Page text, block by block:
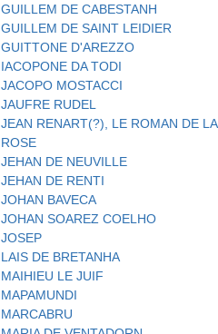
GUILLEM DE CABESTANH
GUILLEM DE SAINT LEIDIER
GUITTONE D'AREZZO
IACOPONE DA TODI
JACOPO MOSTACCI
JAUFRE RUDEL
JEAN RENART(?), LE ROMAN DE LA
ROSE
JEHAN DE NEUVILLE
JEHAN DE RENTI
JOHAN BAVECA
JOHAN SOAREZ COELHO
JOSEP
LAIS DE BRETANHA
MAIHIEU LE JUIF
MAPAMUNDI
MARCABRU